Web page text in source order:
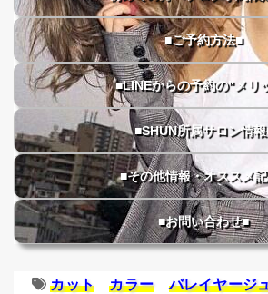
■ご予約方法■
■LINEからの予約の"メリ
■SHUN所属サロン情
■その他情報・オススメ
■お問い合わせ■
カット カラー バレイヤージ